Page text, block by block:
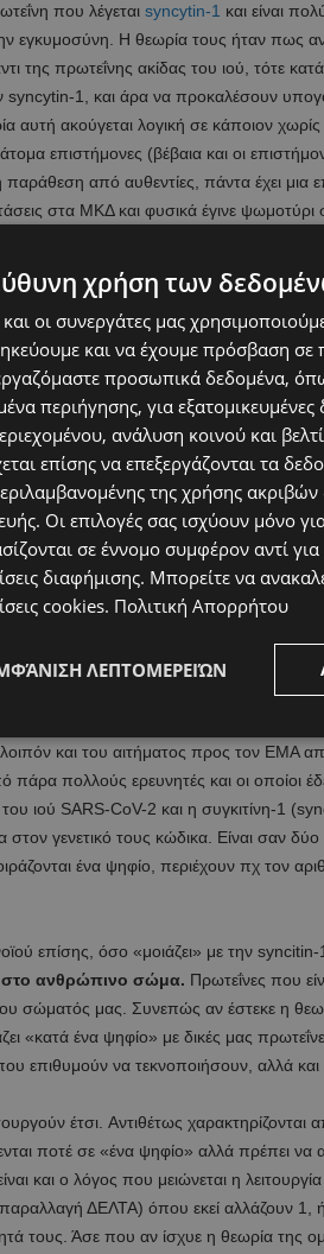
που λέγεται syncytin-1 και είναι
εγκυμοσύνη. Η θεωρία τους ήταν πως αν
της πρωτεΐνης ακίδας του ιού, τότε
syncytin-1, και άρα να προκαλέσουν
αυτή ακούγεται λογική σε κάποιον
επιστήμονες (βέβαια και οι
παράθεση από αυθεντίες, πάντα έχει μια
στα ΜΚΔ και φυσικά έγινε
αν και έχει διαψευστεί πολλές φορές
σήμερα να κάνει ζημιά.
καλό είναι να αναφέρουμε ότι ο
από το 1994, και, κάποτε το 2010
όλα μια σκευωρία. Ο δεύτερος
από την Pfizer το 2011μαζί με την ομάδα
την γραμμή έρευνας με την οποία
ένα εμβόλιο DNA ή mRNA
στόχου του εμβολίου με
20 δευτερόλεπτα και γίνεται με το
και ο δευτεροετής φοιτητής βιολογίας
και του αιτήματος προς τον EMA
πάρα πολλούς ερευνητές και οι οποίοι
ιού SARS-CoV-2 και η συγκιτίνη-1
στον γενετικό τους κώδικα. Είναι σαν
ένα ψηφίο, περιέχουν πχ τον
επίσης, όσο «μοιάζει» με την syncitin-
στο ανθρώπινο σώμα. Πρωτεΐνες που
σώματός μας. Συνεπώς αν έστεκε η
«κατά ένα ψηφίο» με δικές μας
επιθυμούν να τεκνοποιήσουν, αλλά και
έτσι. Aντιθέτως χαρακτηρίζονται
ποτέ σε «ένα ψηφίο» αλλά πρέπει να
και ο λόγος που μειώνεται η
ΔΕΛΤΑ) όπου εκεί αλλάζουν 1,
τους. Άσε που αν ίσχυε η θεωρία της
χρήση των
και οι συνεργάτες μας
και να έχουμε πρόσβαση σε
προσωπικά δεδομένα,
περιήγησης, για
ανάλυση κοινού και
επίσης να επεξεργάζονται τα
της χρήσης
Οι επιλογές σας ισχύουν μόνο
σε έννομο συμφέρον αντί
διαφήμισης. Μπορείτε να
cookies. Πολιτική Απορρήτου
ΛΕΠΤΟΜΕΡΕΙΏΝ